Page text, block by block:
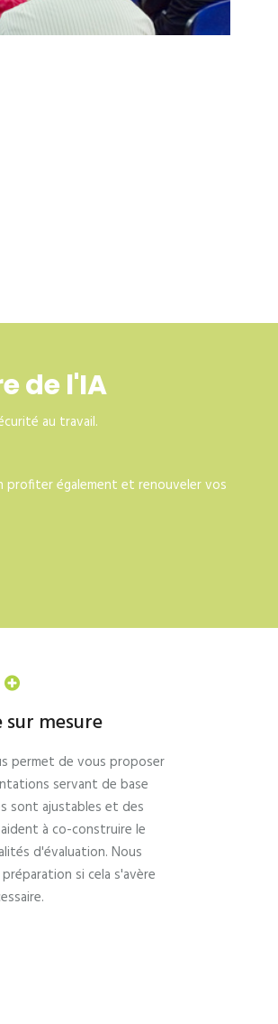
de l'IA
au travail.
profiter également et renouveler vos
sur mesure
permet de vous proposer
servant de base
sont ajustables et des
à co-construire le
d'évaluation. Nous
si cela s'avère